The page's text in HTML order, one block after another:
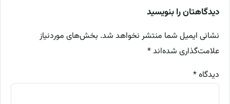
دیدگاهتان را بنویسید
نشانی ایمیل شما منتشر نخواهد شد. بخش‌های موردنیاز
علامت‌گذاری شده‌اند*
دیدگاه*